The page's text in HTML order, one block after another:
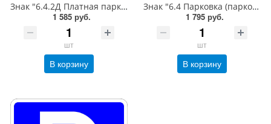
Знак "6.4.2Д Платная парковка для автотранспорта»,B=600,Тип А Коммерческая (3 года),металл 0.8 мм
1 585 руб.
шт
В корзину
Знак "6.4 Парковка (парковочное место)",B=600,Тип А (1б) Микропризм. (7-9 лет)металл 0.8 мм
1 795 руб.
шт
В корзину